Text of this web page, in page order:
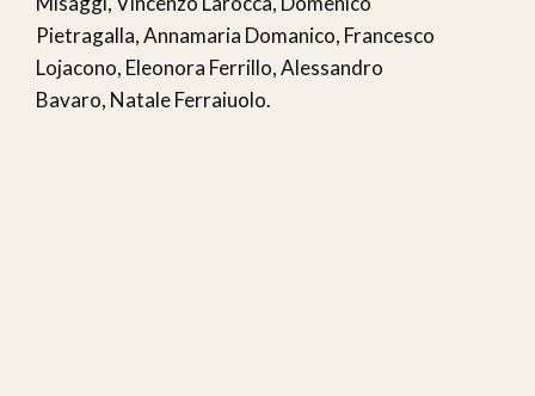
Pietragalla, Annamaria Domanico, Francesco
Lojacono, Eleonora Ferrillo, Alessandro
Bavaro, Natale Ferraiuolo.